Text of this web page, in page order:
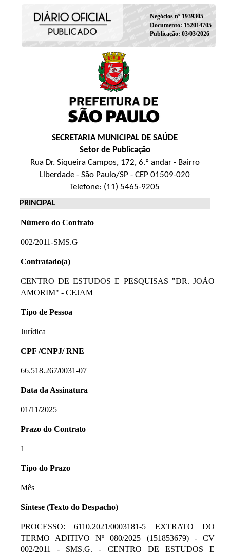
Negócios nº 1939305
Documento: 152014705
Publicação: 03/03/2026
SECRETARIA MUNICIPAL DE SAÚDE
Setor de Publicação
Rua Dr. Siqueira Campos, 172, 6.º andar - Bairro
Liberdade - São Paulo/SP - CEP 01509-020
Telefone: (11) 5465-9205
PRINCIPAL
Número do Contrato
002/2011-SMS.G
Contratado(a)
CENTRO DE ESTUDOS E PESQUISAS "DR. JOÃO
AMORIM" - CEJAM
Tipo de Pessoa
Jurídica
CPF /CNPJ/ RNE
66.518.267/0031-07
Data da Assinatura
01/11/2025
Prazo do Contrato
1
Tipo do Prazo
Mês
Síntese (Texto do Despacho)
PROCESSO: 6110.2021/0003181-5 EXTRATO DO
TERMO ADITIVO Nº 080/2025 (151853679) - CV
002/2011 - SMS.G. - CENTRO DE ESTUDOS E